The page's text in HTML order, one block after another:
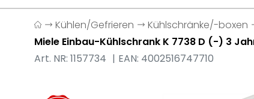
Kühlen/Gefrieren Kühlschränke/-boxen
Miele Einbau-Kühlschrank K 7738 D (-) 3
Art. NR: 1157734
EAN: 4002516747710